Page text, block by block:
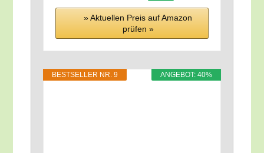
» Aktu­el­len Preis auf Ama­zon
prü­fen »
ANGE­BOT: 40%
BEST­SEL­LER NR. 9